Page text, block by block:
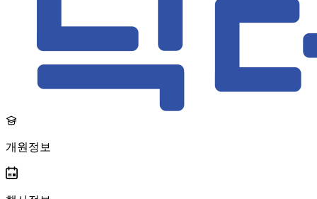
개원정보